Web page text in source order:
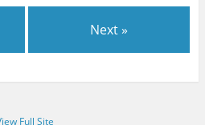
Next »
Full Site